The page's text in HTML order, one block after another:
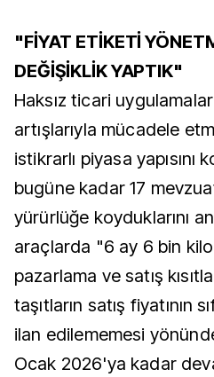
"FİYAT ETİKETİ
DEĞİŞİKLİK YAPTIK"
Haksız ticari
artışlarıyla mücadele
istikrarlı piyasa yapısını
bugüne kadar 17
yürürlüğe koyduklarını
araçlarda "6 ay 6 bin
pazarlama ve satış
taşıtların satış fiyatının
ilan edilememesi
Ocak 2026'ya kadar